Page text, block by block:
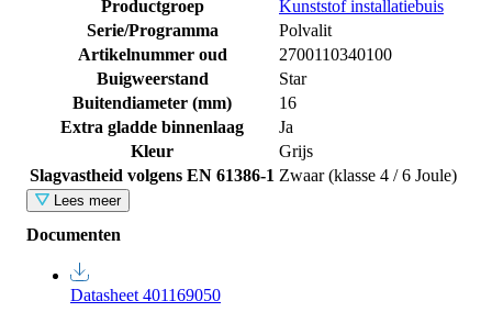
Productgroep
Kunststof installatiebuis
Serie/Programma
Polvalit
Artikelnummer oud
2700110340100
Buigweerstand
Star
Buitendiameter (mm)
16
Extra gladde binnenlaag
Ja
Kleur
Grijs
Slagvastheid volgens EN 61386-1 Zwaar (klasse 4 / 6 Joule)
Lees meer
Documenten
Datasheet 401169050